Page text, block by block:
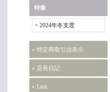
特集
2024年冬支度
特定商取引法表示
店長日記
Link